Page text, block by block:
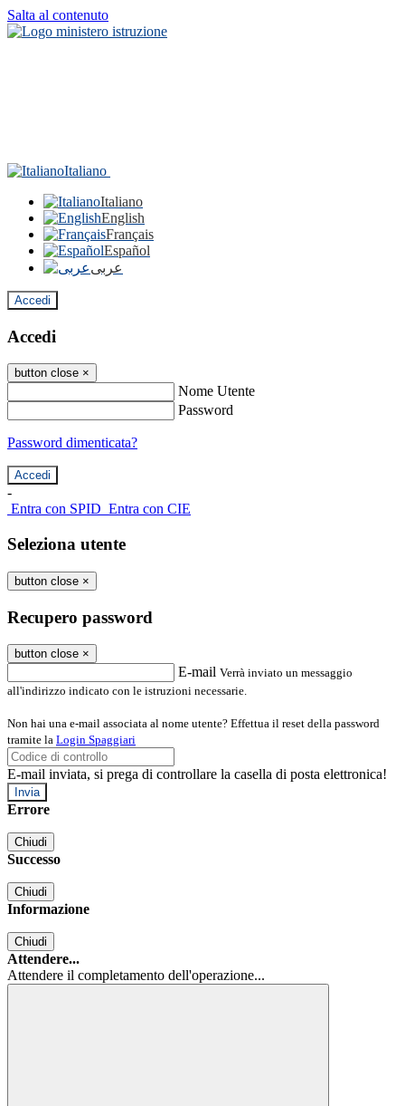
Salta al contenuto
Italiano
Italiano
English
Français
Español
عربى
Accedi
Accedi
button close ×
Nome Utente
Password
Password dimenticata?
-
Entra con SPID Entra con CIE
Seleziona utente
button close ×
Recupero password
button close ×
E-mail Verrà inviato un messaggio
all'indirizzo indicato con le istruzioni necessarie.
Non hai una e-mail associata al nome utente? Effettua il reset della password
tramite la Login Spaggiari
E-mail inviata, si prega di controllare la casella di posta elettronica!
Errore
Chiudi
Successo
Chiudi
Informazione
Chiudi
Attendere...
Attendere il completamento dell'operazione...